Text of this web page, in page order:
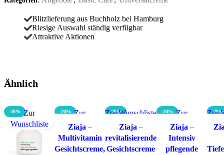
Blitzlieferung aus Buchholz bei Hamburg
Riesige Auswahl ständig verfügbar
Attraktive Aktionen
Ähnlich
-20%
Zur
Wunschliste
-20%
Zur
Wunschliste
Ziaja –
Multivitamin
Gesichtscreme,
-20%
Zur Wunschliste
Ziaja –
revitalisierende
Gesichtscreme
-20%
Zur
Wunschliste
Ziaja –
Intensiv
pflegende
-20%
Zur